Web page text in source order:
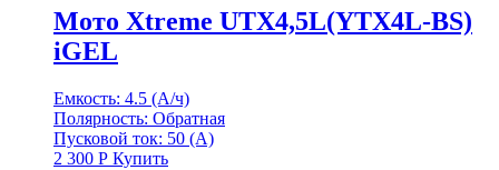
Мото Xtreme UTX4,5L(YTX4L-BS)
iGEL
Емкость: 4.5 (А/ч)
Полярность: Обратная
Пусковой ток: 50 (А)
2 300 Р Купить